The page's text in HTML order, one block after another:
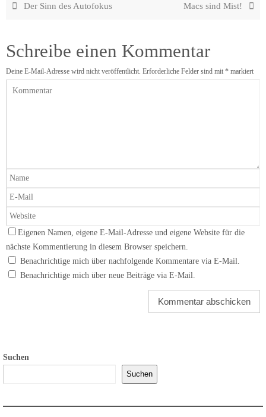
Der Sinn des Autofokus Macs sind Mist!
Schreibe einen Kommentar
Deine E-Mail-Adresse wird nicht veröffentlicht. Erforderliche Felder sind mit * markiert
Eigenen Namen, eigene E-Mail-Adresse und eigene Website für die
nächste Kommentierung in diesem Browser speichern.
Benachrichtige mich über nachfolgende Kommentare via E-Mail.
Benachrichtige mich über neue Beiträge via E-Mail.
Suchen
Suchen